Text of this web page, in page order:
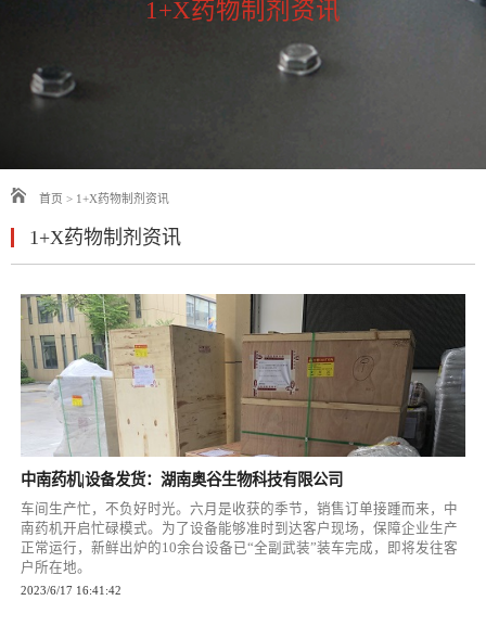
1+X药物制剂资讯
首页 > 1+X药物制剂资讯
1+X药物制剂资讯
中南药机|设备发货：湖南奥谷生物科技有限公司
车间生产忙，不负好时光。六月是收获的季节，销售订单接踵而来，中
南药机开启忙碌模式。为了设备能够准时到达客户现场，保障企业生产
正常运行，新鲜出炉的10余台设备已“全副武装”装车完成，即将发往客
户所在地。
2023/6/17 16:41:42